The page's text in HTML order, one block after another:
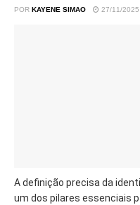
POR KAYENE SIMAO 27/11/2025
A definição precisa da
um dos pilares essenciais